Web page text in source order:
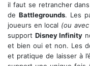
il faut se retrancher
de Battlegrounds. Les
joueurs en local (ou
support Disney Infinity
et bien oui et non. Les
et pratique de laisser à